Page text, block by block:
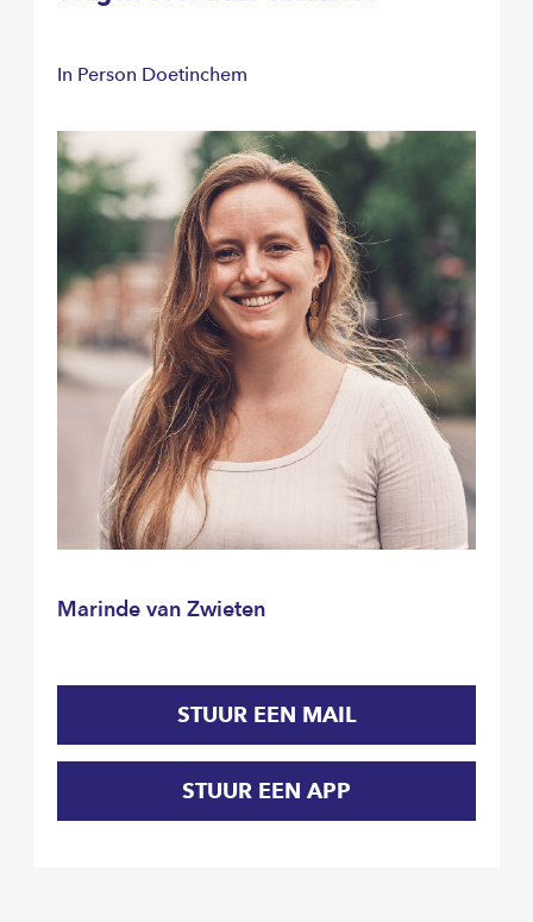
In Person Doetinchem
Marinde van Zwieten
STUUR EEN MAIL
STUUR EEN APP